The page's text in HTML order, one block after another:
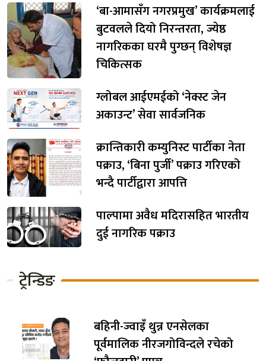
‘बा-आमासँग नगरप्रमुख’ कार्यक्रमलाई
बुटवलले दियो निरन्तरता, ज्येष्ठ
नागरिकका घरमै पुग्छन् विशेषज्ञ
चिकित्सक
ग्लोबल आईएमईको ‘नेक्स्ट जेन
अकाउन्ट’ सेवा सार्वजनिक
क्रान्तिकारी कम्युनिस्ट पार्टीका नेता
पक्राउ, ‘बिना पुर्जी’ पक्राउ गरिएको
भन्दै पार्टीद्वारा आपत्ति
पाल्पामा अवैध मदिरासहित भारतीय
दुई नागरिक पक्राउ
ट्रेन्डिङ
बहिनी-ज्वाइँ थुन्न एनसेलका
पूर्वमालिक नीरजगोविन्दले रचेको